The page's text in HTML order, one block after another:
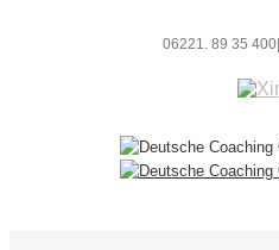
06221. 89 35 400|